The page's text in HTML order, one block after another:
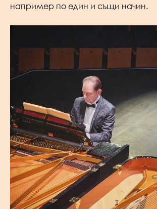
например по един и същи начин.